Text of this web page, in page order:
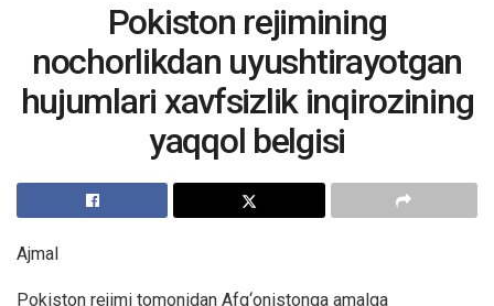
Pokiston rejimining
nochorlikdan uyushtirayotgan
hujumlari xavfsizlik inqirozining
yaqqol belgisi
Ajmal
Pokiston rejimi tomonidan Afg‘onistonga amalga